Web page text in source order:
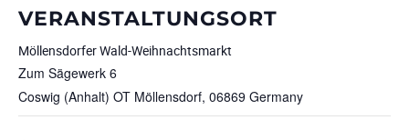
VERANSTALTUNGSORT
Möllensdorfer Wald-Weihnachtsmarkt
Zum Sägewerk 6
Coswig (Anhalt) OT Möllensdorf, 06869 Germany